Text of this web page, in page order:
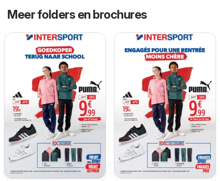
Meer folders en brochures